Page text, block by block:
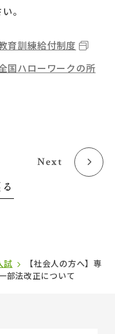
。
育訓練給付制度
国ハローワークの所
Next
試
【社会人の方へ】専
部法改正について